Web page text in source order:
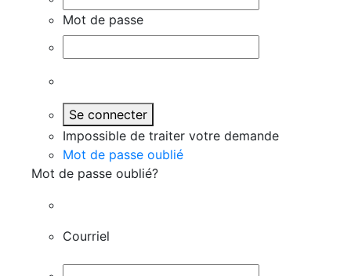
Mot de passe
Se connecter
Impossible de traiter votre demande
Mot de passe oublié
Mot de passe oublié?
Courriel